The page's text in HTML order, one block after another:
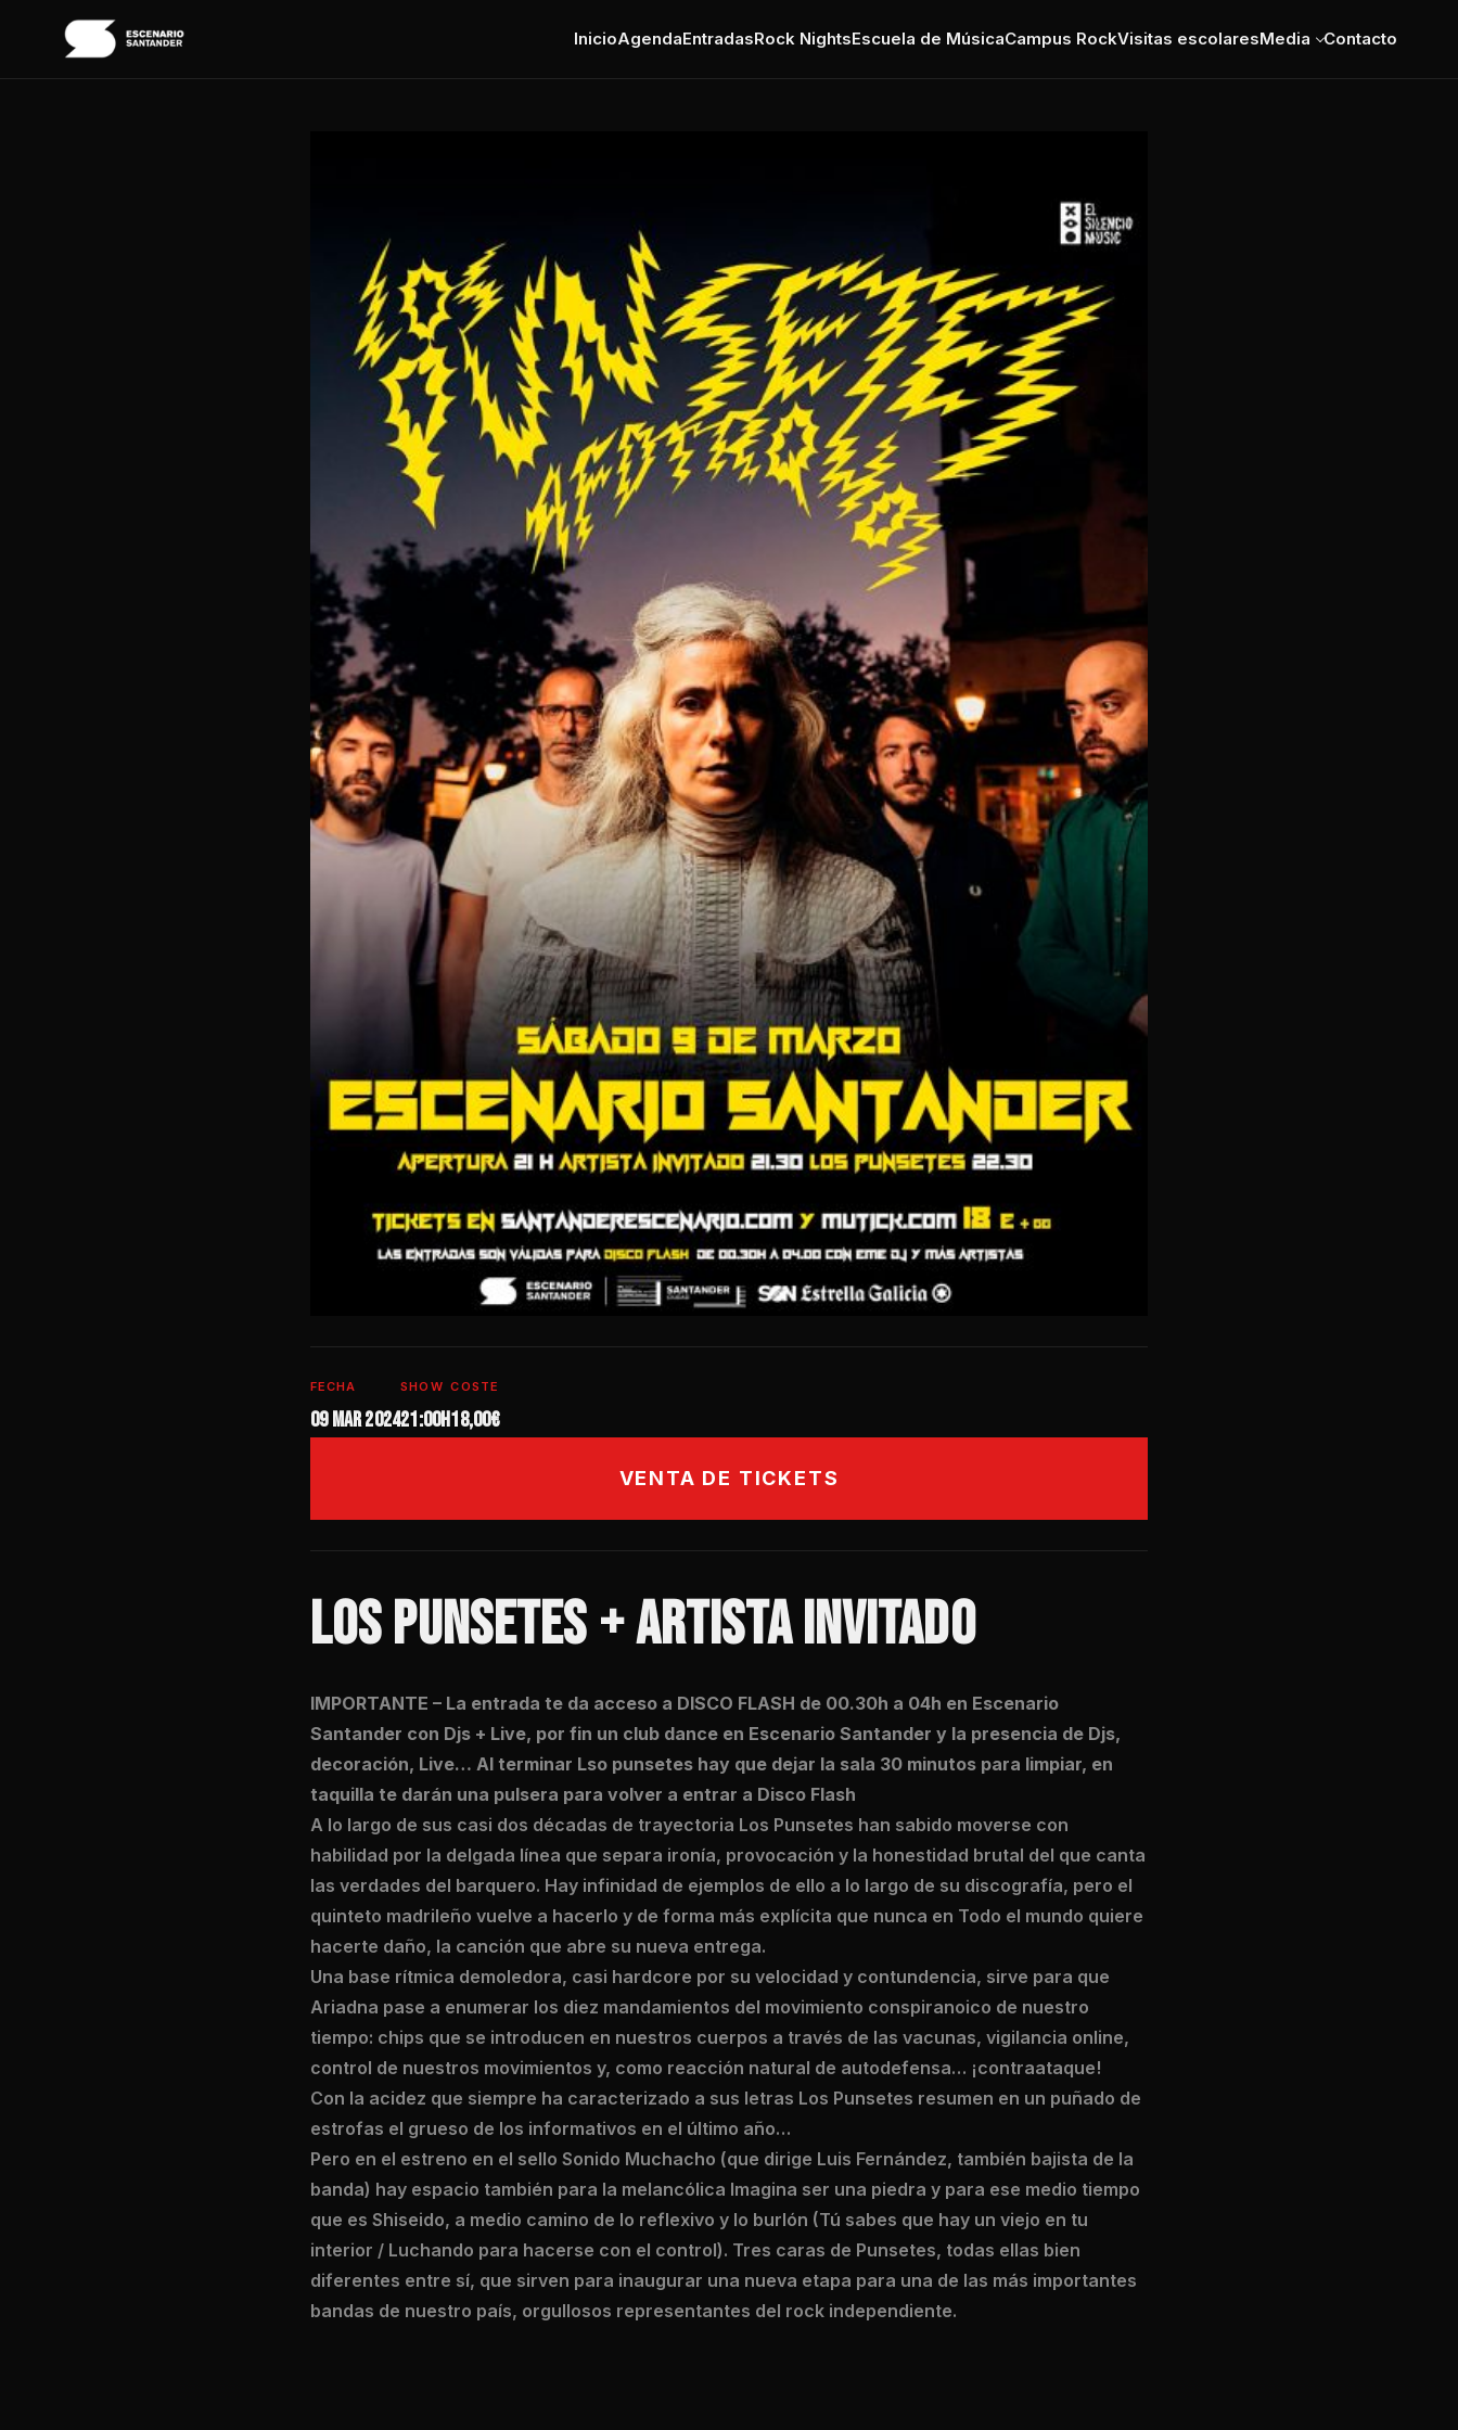
InicioAgendaEntradasRock NightsEscuela de MúsicaCampus RockVisitas escolaresMedia Contacto
FECHA
09 mar 2024
SHOW
21:00h
COSTE
18,00€
VENTA DE TICKETS
LOS PUNSETES + ARTISTA INVITADO
IMPORTANTE – La entrada te da acceso a DISCO FLASH de 00.30h a 04h en Escenario
Santander con Djs + Live, por fin un club dance en Escenario Santander y la presencia de Djs,
decoración, Live… Al terminar Lso punsetes hay que dejar la sala 30 minutos para limpiar, en
taquilla te darán una pulsera para volver a entrar a Disco Flash
A lo largo de sus casi dos décadas de trayectoria Los Punsetes han sabido moverse con
habilidad por la delgada línea que separa ironía, provocación y la honestidad brutal del que canta
las verdades del barquero. Hay infinidad de ejemplos de ello a lo largo de su discografía, pero el
quinteto madrileño vuelve a hacerlo y de forma más explícita que nunca en Todo el mundo quiere
hacerte daño, la canción que abre su nueva entrega.
Una base rítmica demoledora, casi hardcore por su velocidad y contundencia, sirve para que
Ariadna pase a enumerar los diez mandamientos del movimiento conspiranoico de nuestro
tiempo: chips que se introducen en nuestros cuerpos a través de las vacunas, vigilancia online,
control de nuestros movimientos y, como reacción natural de autodefensa… ¡contraataque!
Con la acidez que siempre ha caracterizado a sus letras Los Punsetes resumen en un puñado de
estrofas el grueso de los informativos en el último año…
Pero en el estreno en el sello Sonido Muchacho (que dirige Luis Fernández, también bajista de la
banda) hay espacio también para la melancólica Imagina ser una piedra y para ese medio tiempo
que es Shiseido, a medio camino de lo reflexivo y lo burlón (Tú sabes que hay un viejo en tu
interior / Luchando para hacerse con el control). Tres caras de Punsetes, todas ellas bien
diferentes entre sí, que sirven para inaugurar una nueva etapa para una de las más importantes
bandas de nuestro país, orgullosos representantes del rock independiente.